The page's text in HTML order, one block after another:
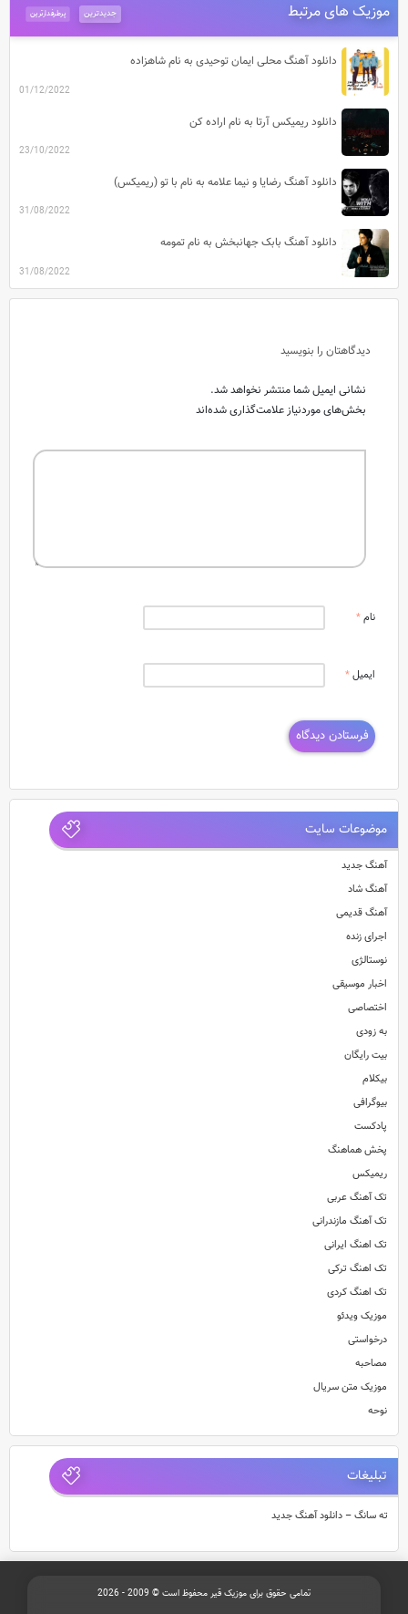
موزیک های مرتبط پرطرفدارترین جدیدترین
دانلود آهنگ محلی ایمان توحیدی به نام شاهزاده
01/12/2022
دانلود ریمیکس آرتا به نام اراده کن
23/10/2022
دانلود آهنگ رضایا و نیما علامه به نام با تو (ریمیکس)
31/08/2022
دانلود آهنگ بابک جهانبخش به نام تمومه
31/08/2022
دیدگاهتان را بنویسید
نشانی ایمیل شما منتشر نخواهد شد.
بخش‌های موردنیاز علامت‌گذاری شده‌اند
نام*
ایمیل*
موضوعات سایت
آهنگ جدید
آهنگ شاد
آهنگ قدیمی
اجرای زنده
نوستالژی
اخبار موسیقی
اختصاصی
به زودی
بیت رایگان
بیکلام
بیوگرافی
پادکست
پخش هماهنگ
ریمیکس
تک آهنگ عربی
تک آهنگ مازندرانی
تک اهنگ ایرانی
تک اهنگ ترکی
تک اهنگ کردی
موزیک ویدئو
درخواستی
مصاحبه
موزیک متن سریال
نوحه
تبلیغات
ته سانگ – دانلود آهنگ جدید
تمامی حقوق برای موزیک قیر محفوظ است © 2009 - 2026